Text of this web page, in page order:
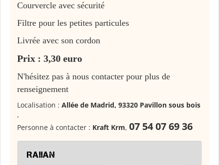
Courvercle avec sécurité
Filtre pour les petites particules
Livrée avec son cordon
Prix : 3,30 euro
N'hésitez pas à nous contacter pour plus de
renseignement
Localisation : Allée de Madrid, 93320 Pavillon sous bois
,
Personne à contacter : Kraft Krm, 07 54 07 69 36
Raiian